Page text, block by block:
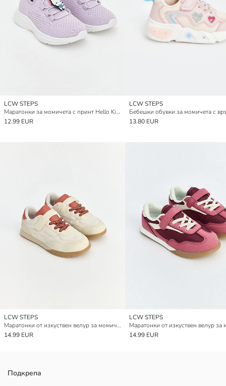
LCW STEPS
Маратонки за момичета с принт Hello Kitty
12.99 EUR
LCW STEPS
13.80 EUR
LCW STEPS
Маратонки от изкуствен велур за момичета
14.99 EUR
LCW STEPS
14.99 EUR
Подкрепа